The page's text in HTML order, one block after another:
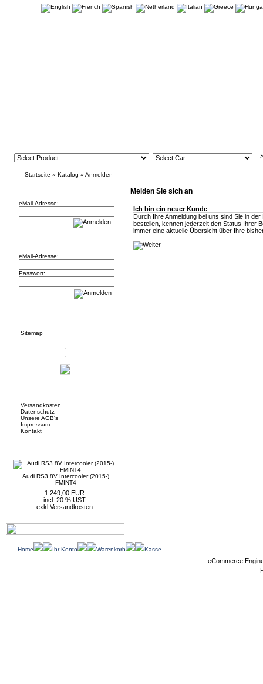
Startseite » Katalog » Anmelden
eMail-Adresse:
eMail-Adresse:
Passwort:
Sitemap
Versandkosten
Datenschutz
Unsere AGB's
Impressum
Kontakt
Audi RS3 8V Intercooler (2015-)
FMINT4
1.249,00 EUR
incl. 20 % UST
exkl. Versandkosten
Melden Sie sich an
Ich bin ein neuer Kunde
Durch Ihre Anmeldung bei uns sind Sie in
bestellen, kennen jederzeit den Status Ihrer
immer eine aktuelle Übersicht über Ihre
Home Ihr Konto Warenkorb Kasse
eCommerce